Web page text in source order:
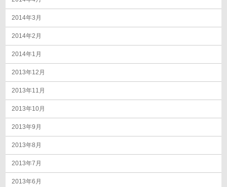
2014年3月
2014年2月
2014年1月
2013年12月
2013年11月
2013年10月
2013年9月
2013年8月
2013年7月
2013年6月